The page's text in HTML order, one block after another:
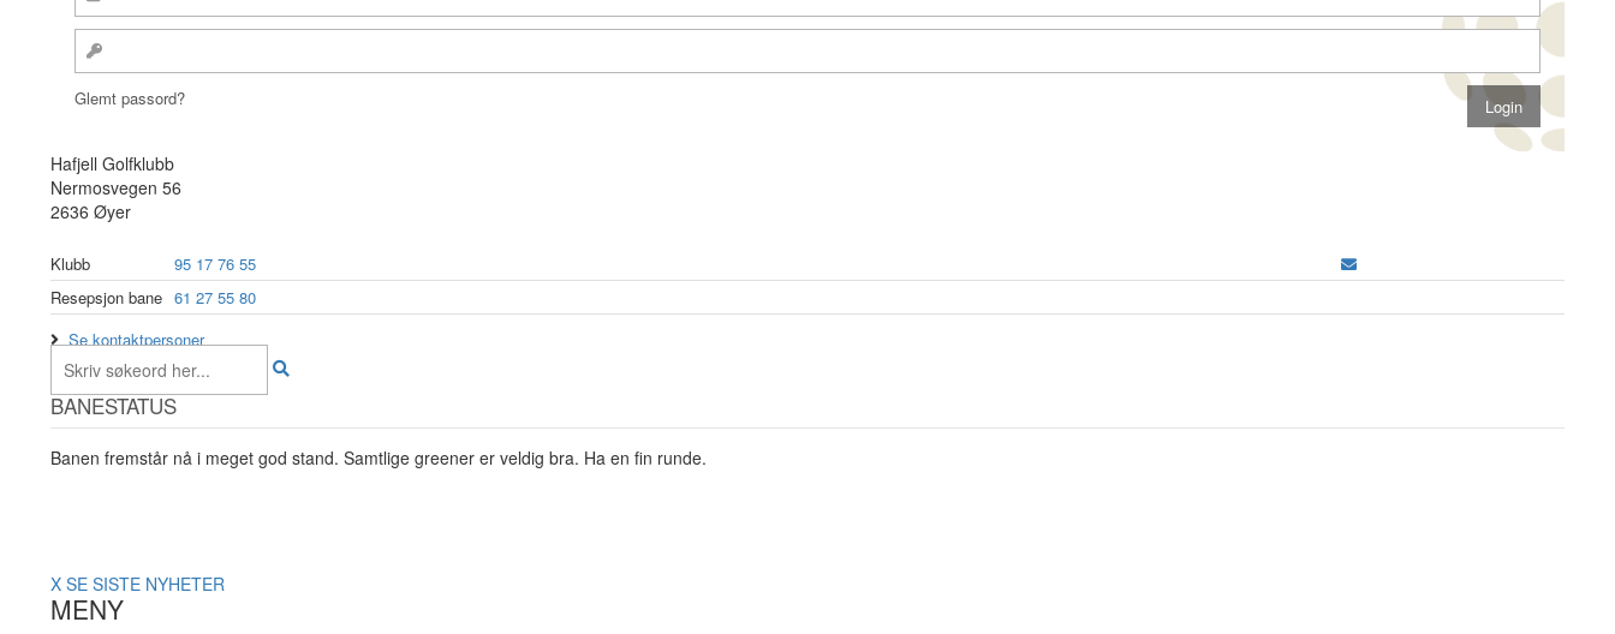
Glemt passord?
Hafjell Golfklubb
Nermosvegen 56
2636 Øyer
Klubb
95 17 76 55
Resepsjon bane 61 27 55 80
Se kontaktpersoner
BANESTATUS
Banen fremstår nå i meget god stand. Samtlige greener er veldig bra. Ha en fin runde.
X SE SISTE NYHETER
MENY